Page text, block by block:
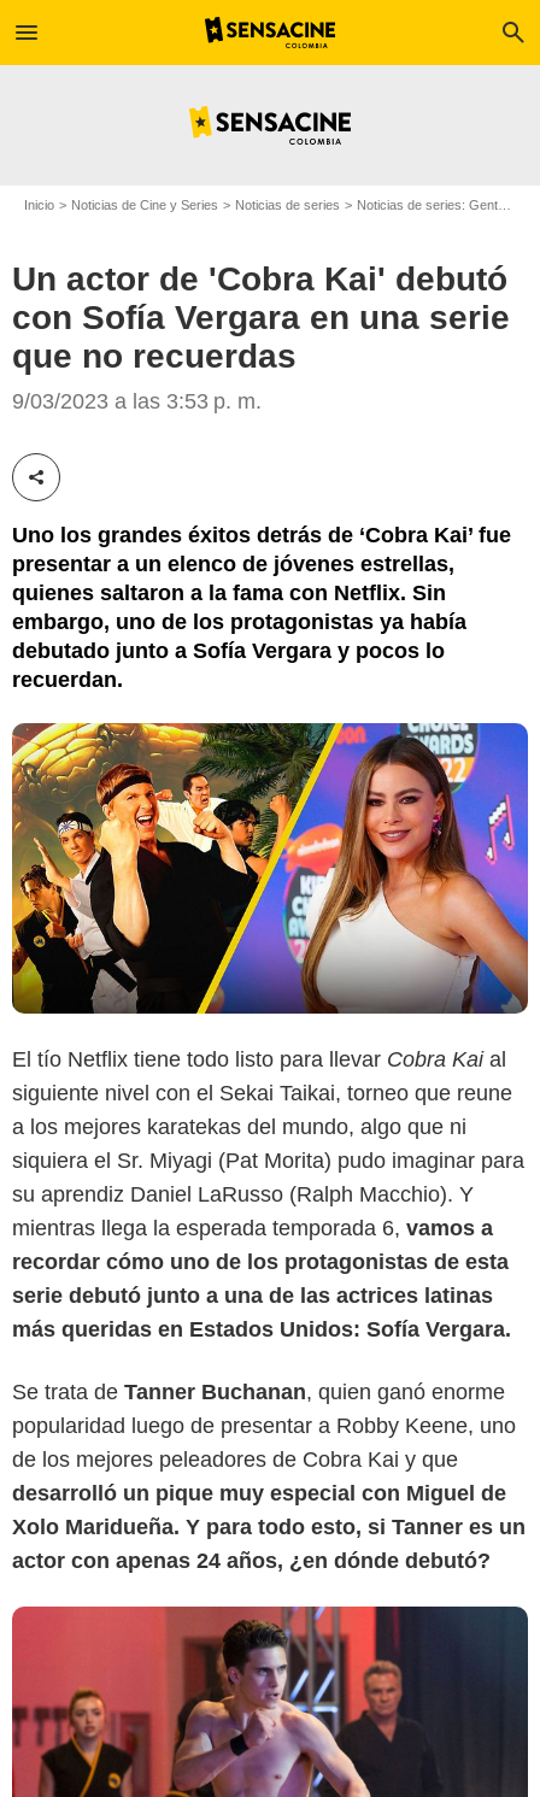
menu search
Inicio Noticias de Cine y Series Noticias de series Noticias de series: Gente
Un actor de 'Cobra Kai' debutó
con Sofía Vergara en una serie
que no recuerdas
9/03/2023 a las 3:53 p. m.
Compartir esta noticia
Uno los grandes éxitos detrás de ‘Cobra Kai’ fue
presentar a un elenco de jóvenes estrellas,
quienes saltaron a la fama con Netflix. Sin
embargo, uno de los protagonistas ya había
debutado junto a Sofía Vergara y pocos lo
recuerdan.
El tío Netflix tiene todo listo para llevar Cobra Kaial
siguiente nivel con el Sekai Taikai, torneo que reune
a los mejores karatekas del mundo, algo que ni
siquiera el Sr. Miyagi (Pat Morita) pudo imaginar para
su aprendiz Daniel LaRusso (Ralph Macchio). Y
mientras llega la esperada temporada 6, vamos a
recordar cómo uno de los protagonistas de esta
serie debutó junto a una de las actrices latinas
más queridas en Estados Unidos: Sofía Vergara.
Se trata de Tanner Buchanan, quien ganó enorme
popularidad luego de presentar a Robby Keene, uno
de los mejores peleadores de Cobra Kai y que
desarrolló un pique muy especial con Miguel de
Xolo Maridueña. Y para todo esto, si Tanner es un
actor con apenas 24 años, ¿en dónde debutó?
Netflix